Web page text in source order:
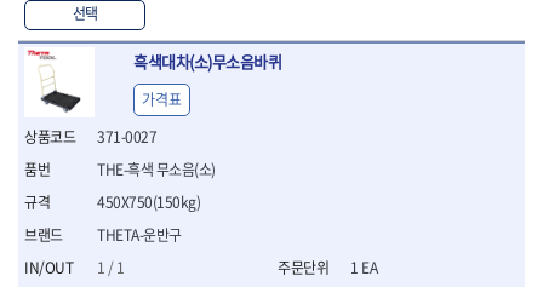
선택
흑색대차(소)무소음바퀴
371-0027
THETA-운반구
1 / 1
THE-흑색 무소음(소)
450X750(150kg)
가격표
1 EA